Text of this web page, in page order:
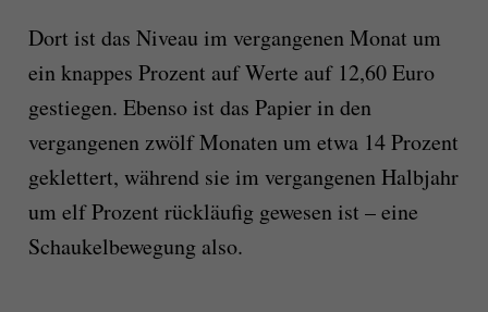
Dort ist das Niveau im vergangenen Monat um
ein knappes Prozent auf Werte auf 12,60 Euro
gestiegen. Ebenso ist das Papier in den
vergangenen zwölf Monaten um etwa 14 Prozent
geklettert, während sie im vergangenen Halbjahr
um elf Prozent rückläufig gewesen ist – eine
Schaukelbewegung also.